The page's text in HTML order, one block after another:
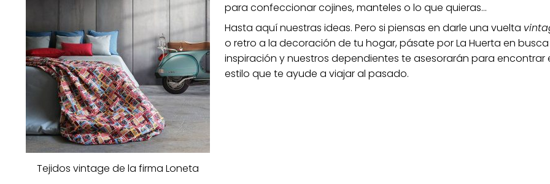
Tejidos vintage de la firma Loneta
para confeccionar cojines, manteles o lo que quieras…
Hasta aquí nuestras ideas. Pero si piensas en darle una vuelta
o retro a la decoración de tu hogar, pásate por La Huerta en
inspiración y nuestros dependientes te asesorarán para encontrar
estilo que te ayude a viajar al pasado.